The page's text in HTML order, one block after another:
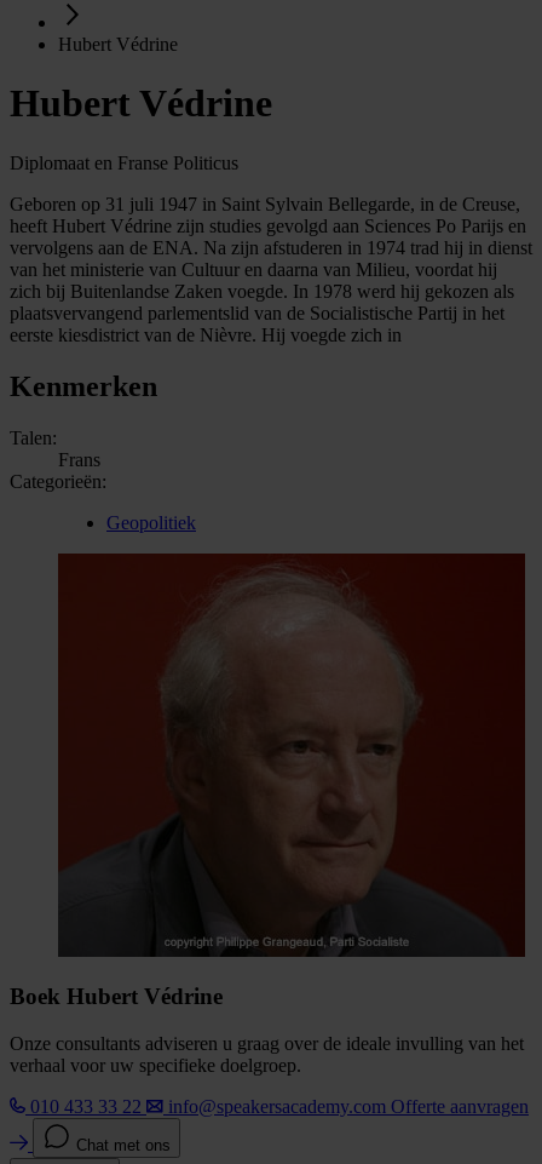
Hubert Védrine
Hubert Védrine
Diplomaat en Franse Politicus
Geboren op 31 juli 1947 in Saint Sylvain Bellegarde, in de Creuse,
heeft Hubert Védrine zijn studies gevolgd aan Sciences Po Parijs en
vervolgens aan de ENA. Na zijn afstuderen in 1974 trad hij in dienst
van het ministerie van Cultuur en daarna van Milieu, voordat hij
zich bij Buitenlandse Zaken voegde. In 1978 werd hij gekozen als
plaatsvervangend parlementslid van de Socialistische Partij in het
eerste kiesdistrict van de Nièvre. Hij voegde zich in
Kenmerken
Talen:
Frans
Categorieën:
Geopolitiek
Boek Hubert Védrine
Onze consultants adviseren u graag over de ideale invulling van het
verhaal voor uw specifieke doelgroep.
010 433 33 22
info@speakersacademy.com Offerte aanvragen
Chat met ons